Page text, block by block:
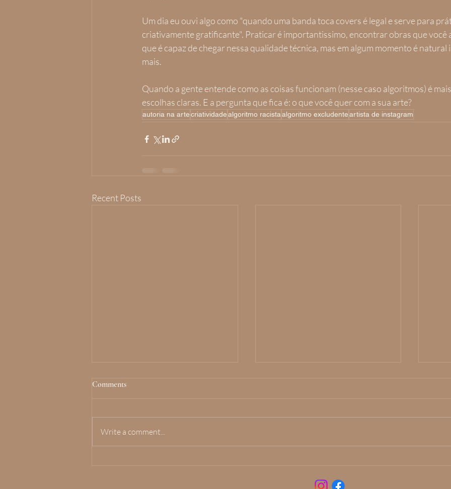
Um dia eu ouvi algo como "quando uma banda toca covers é legal e serve para
criativamente gratificante". Praticar é importantissimo, encontrar obras que você
que é capaz de chegar nessa qualidade técnica, mas em algum momento é natural
mais.
Quando a gente entende como as coisas funcionam (nesse caso algoritmos) é
escolhas claras. E a pergunta que fica é: o que você quer com a sua arte?
autoria na artecriatividadealgoritmo racistaalgoritmo excludenteartista de instagram
Recent Posts
Comments
Write a comment...